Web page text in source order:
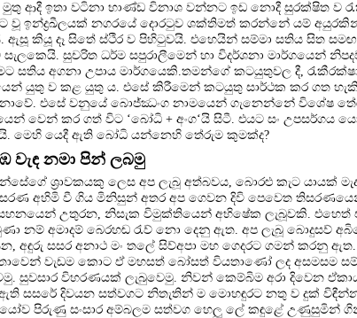
ආදී ඉතා වටිනා භාණ්ඩ විනාශ වන්නට ඉඩ නොදී සුරක්ෂිත ව
ඉන්ද්‍රඛීලයක් නගරයේ දොරටුව ශක්තිමත් කරන්නේ යම්
ඇසූ කියූ දෑ සිතේ ස්ථිර ව පිහිටුවයි. එහෙයින් සම්මා සතිය සිත
සුචරිත ධර්ම සපුරාලීමෙන් හා විදර්ශනා මාර්ගයෙන්
සතිය අගනා උපාය මාර්ගයෙකි.තමන්ගේ කටයුතුවල දී,
යුතු ව කළ යුතු ය. එසේ කිරීමෙන් කටයුතු සාර්ථක කර ගත
එසේ වනුයේ බොජ්ඣංග නාමයෙන් ගැනෙන්නේ විශේෂ
වෙන් කර ගත් විට ‘බෝධි + අංග‘යි සිටී. එයට සං උපසර්ගය
මෙහි යෙදී ඇති බෝධි යන්නෙහි තේරුම කුමක්ද?
වැඳ නමා පින් ලබමු
ශ්‍රාවකයකු ලෙස අප ලැබූ අත්බවය, බොරළු කැට යායක් මැද
අහිමි වී ගිය මිනිසුන් අතර අප ගෙවන දිවි පෙවෙත
සහනයෙන් උතුරන, නිසැක විමුක්තියෙන් අභිෂේක ලැබූවකි. එහෙත්
නම් අමාදම් බෙරහඬ රැව් නො දෙනු ඇත. අප ලැබූ බොදුසව්
අඳුරු සසර අනාථ මං තලේ සිව්අපා මහ ගෙදරට ගමන් කරනු
වැඩම කොට ඒ මහසත් බෝසත් වියතාණෝ ලද අසමසම
සුවසාර විහරණයක් ලැබුවෙමු. නිවන් කෙම්බිම අරා දිවෙන
සසරේ දිවයන සත්වගට නිතැතින් ම මොහඳුරට නතු ව දුක්
පිරුණු සංසාර අම්බලම සත්වග හෙලූ ලේ කඳුළේ උණුසුමින්